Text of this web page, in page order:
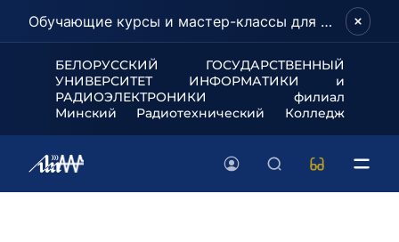
Обучающие курсы и мастер-классы для школьников и абитуриентов!
БЕЛОРУССКИЙ ГОСУДАРСТВЕННЫЙ
УНИВЕРСИТЕТ ИНФОРМАТИКИ и
РАДИОЭЛЕКТРОНИКИ филиал
Минский Радиотехнический Колледж